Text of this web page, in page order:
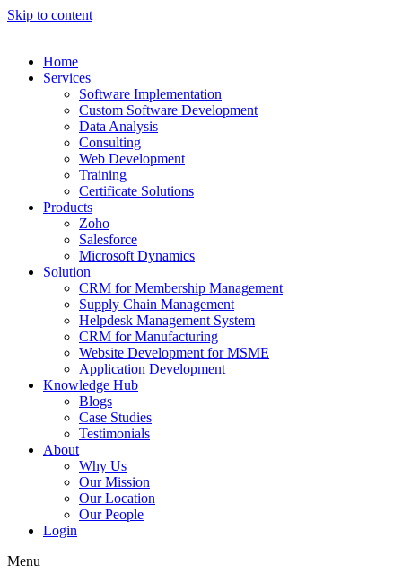
Skip to content
Home
Services
Software Implementation
Custom Software Development
Data Analysis
Consulting
Web Development
Training
Certificate Solutions
Products
Zoho
Salesforce
Microsoft Dynamics
Solution
CRM for Membership Management
Supply Chain Management
Helpdesk Management System
CRM for Manufacturing
Website Development for MSME
Application Development
Knowledge Hub
Blogs
Case Studies
Testimonials
About
Why Us
Our Mission
Our Location
Our People
Login
Menu